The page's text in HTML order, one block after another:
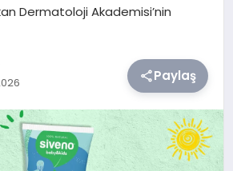
Dermatoloji Akademisi’nin
Paylaş